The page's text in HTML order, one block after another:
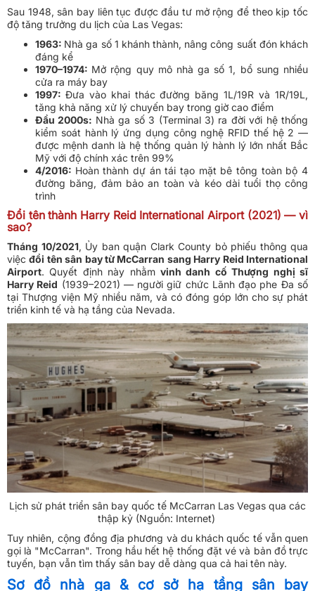
Sau 1948, sân bay liên tục được đầu tư mở rộng để theo kịp tốc
độ tăng trưởng du lịch của Las Vegas:
1963: Nhà ga số 1 khánh thành, nâng công suất đón khách
đáng kể
1970–1974: Mở rộng quy mô nhà ga số 1, bổ sung nhiều
cửa ra máy bay
1997: Đưa vào khai thác đường băng 1L/19R và 1R/19L,
tăng khả năng xử lý chuyến bay trong giờ cao điểm
Đầu 2000s: Nhà ga số 3 (Terminal 3) ra đời với hệ thống
kiểm soát hành lý ứng dụng công nghệ RFID thế hệ 2 —
được mệnh danh là hệ thống quản lý hành lý lớn nhất Bắc
Mỹ với độ chính xác trên 99%
4/2016: Hoàn thành dự án tái tạo mặt bê tông toàn bộ 4
đường băng, đảm bảo an toàn và kéo dài tuổi thọ công
trình
Đổi tên thành Harry Reid International Airport (2021) — vì
sao?
Tháng 10/2021, Ủy ban quận Clark County bỏ phiếu thông qua
việcđổi tên sân bay từ McCarran sang Harry Reid International
Airport. Quyết định này nhằm vinh danh cố Thượng nghị sĩ
Harry Reid (1939–2021) — người giữ chức Lãnh đạo phe Đa số
tại Thượng viện Mỹ nhiều năm, và có đóng góp lớn cho sự phát
triển kinh tế và hạ tầng của Nevada.
Lịch sử phát triển sân bay quốc tế McCarran Las Vegas qua các
thập kỷ (Nguồn: Internet)
Tuy nhiên, cộng đồng địa phương và du khách quốc tế vẫn quen
gọi là "McCarran". Trong hầu hết hệ thống đặt vé và bản đồ trực
tuyến, bạn vẫn tìm thấy sân bay dễ dàng qua cả hai tên này.
Sơ đồ nhà ga & cơ sở hạ tầng sân bay